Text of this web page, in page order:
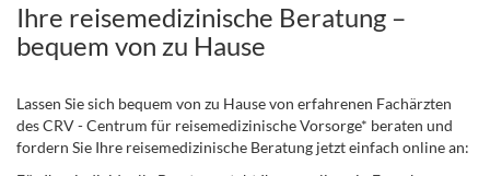
Ihre reisemedizinische Beratung –
bequem von zu Hause
Lassen Sie sich bequem von zu Hause von erfahrenen Fachärzten
des CRV - Centrum für reisemedizinische Vorsorge* beraten und
fordern Sie Ihre reisemedizinische Beratung jetzt einfach online an: